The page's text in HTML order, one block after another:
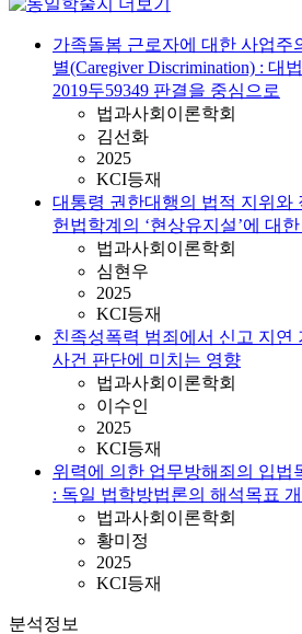
가족돌봄 근로자에 대한 사업주
별(Caregiver Discrimination) : 대
2019두59349 판결을 중심으로
법과사회이론학회
김선화
2025
KCI등재
대통령 권한대행의 법적 지위와
헌법학계의 ‘현상유지설’에 대
법과사회이론학회
심현우
2025
KCI등재
친족성폭력 범죄에서 신고 지연
사건 판단에 미치는 영향
법과사회이론학회
이수인
2025
KCI등재
위력에 의한 업무방해죄의 입법
: 독일 법학방법론의 해석목표
법과사회이론학회
황미정
2025
KCI등재
분석정보